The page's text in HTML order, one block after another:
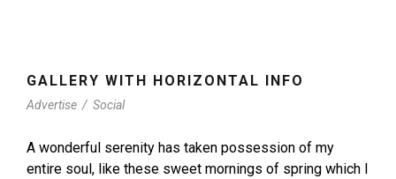
GALLERY WITH HORIZONTAL INFO
Advertise / Social
A wonderful serenity has taken possession of my
entire soul, like these sweet mornings of spring which I